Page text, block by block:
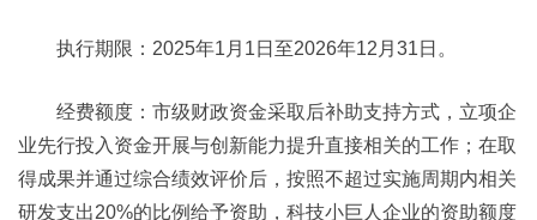
执行期限：2025年1月1日至2026年12月31日。
经费额度：市级财政资金采取后补助支持方式，立项企
业先行投入资金开展与创新能力提升直接相关的工作；在取
得成果并通过综合绩效评价后，按照不超过实施周期内相关
研发支出20%的比例给予资助，科技小巨人企业的资助额度